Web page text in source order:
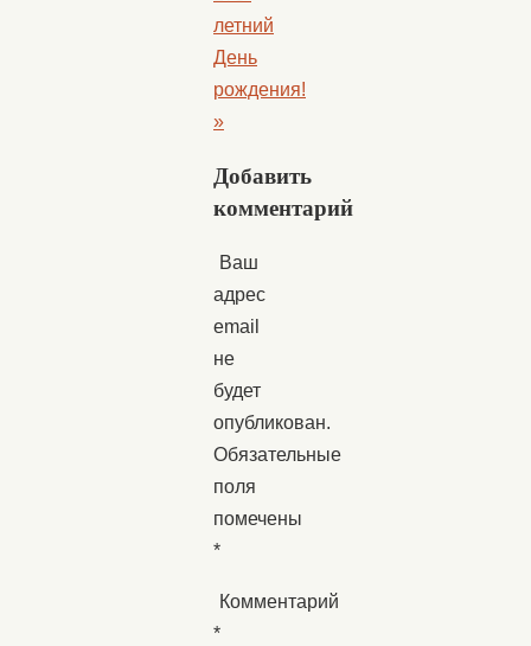
летний
День
рождения!
»
Добавить
комментарий
Ваш
адрес
email
не
будет
опубликован.
Обязательные
поля
помечены
*
Комментарий
*